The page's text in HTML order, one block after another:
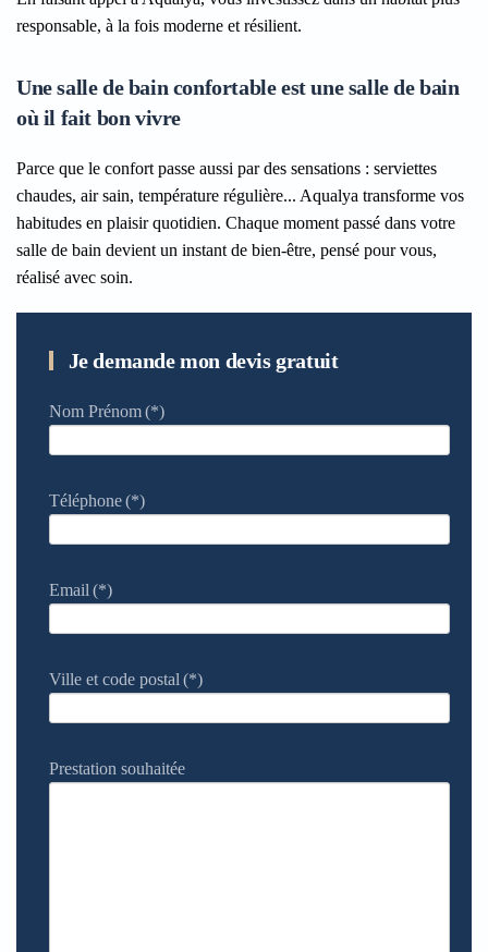
responsable, à la fois moderne et résilient.
Une salle de bain confortable est une salle de bain
où il fait bon vivre
Parce que le confort passe aussi par des sensations : serviettes
chaudes, air sain, température régulière... Aqualya transforme vos
habitudes en plaisir quotidien. Chaque moment passé dans votre
salle de bain devient un instant de bien-être, pensé pour vous,
réalisé avec soin.
Je demande mon devis gratuit
Nom Prénom(*)
Téléphone(*)
Email (*)
Ville et code postal (*)
Prestation souhaitée